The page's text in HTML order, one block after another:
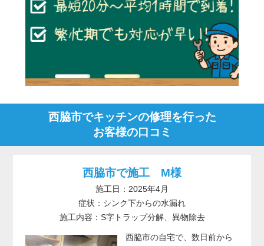
西脇市でキッチンの修理を行った
お客様の口コミ
西脇市で施工 M様
施工日：2025年4月
症状：シンク下からの水漏れ
施工内容：S字トラップ分解、異物除去
西脇市の自宅で、数日前から